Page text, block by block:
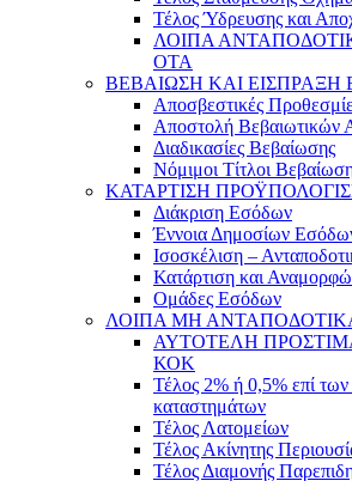
Τέλος Ύδρευσης και
ΛΟΙΠΑ
ΟΤΑ
ΒΕΒΑΙΩΣΗ ΚΑΙ ΕΙΣΠΡΑΞΗ
Αποσβεστικές
Αποστολή Βεβαιωτικών
Διαδικασίες Βεβαίωσης
Νόμιμοι Τίτλοι
ΚΑΤΑΡΤΙΣΗ
Διάκριση Εσόδων
Έννοια Δημοσίων
Ισοσκέλιση –
Κατάρτιση και
Ομάδες Εσόδων
ΛΟΙΠΑ ΜΗ
ΑΥΤΟΤΕΛΗ
ΚΟΚ
Τέλος 2% ή 0,5% επί
καταστημάτων
Τέλος Λατομείων
Τέλος Ακίνητης
Τέλος Διαμονής